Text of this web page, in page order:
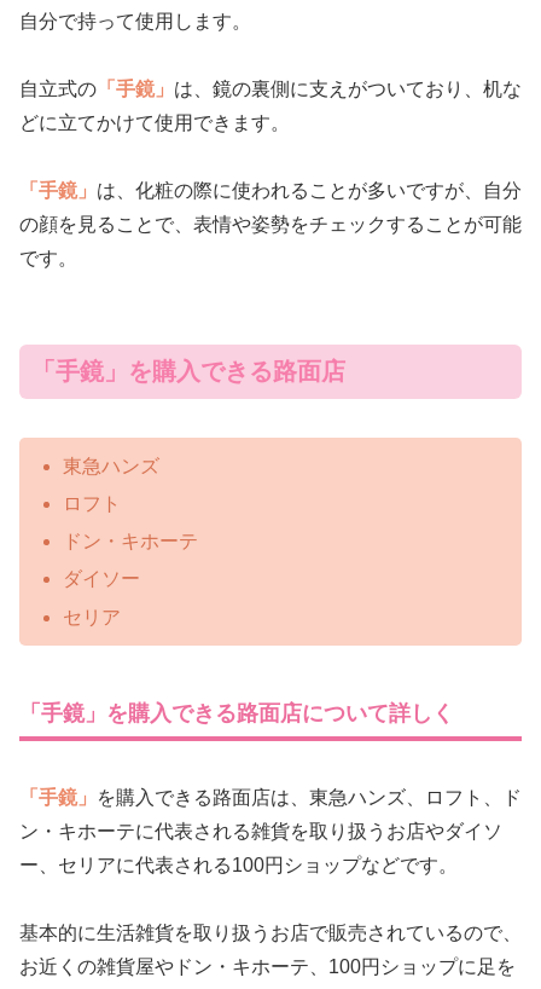
自分で持って使用します。
自立式の 「手鏡」 は、鏡の裏側に支えがついており、机な
どに立てかけて使用できます。
「手鏡」 は、化粧の際に使われることが多いですが、自分
の顔を見ることで、表情や姿勢をチェックすることが可能
です。
「手鏡」を購入できる路面店
東急ハンズ
ロフト
ドン・キホーテ
ダイソー
セリア
「手鏡」を購入できる路面店について詳しく
「手鏡」
を購入できる路面店は、東急ハンズ、ロフト、ド
ン・キホーテに代表される雑貨を取り扱うお店やダイソ
ー、セリアに代表される100円ショップなどです。
基本的に生活雑貨を取り扱うお店で販売されているので、
お近くの雑貨屋やドン・キホーテ、100円ショップに足を